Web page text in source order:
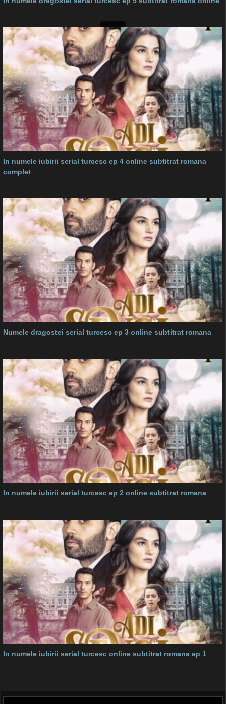
In numele iubirii serial turcesc ep 4 online subtitrat romana
complet
Numele dragostei serial turcesc ep 3 online subtitrat romana
In numele iubirii serial turcesc ep 2 online subtitrat romana
In numele iubirii serial turcesc online subtitrat romana ep 1